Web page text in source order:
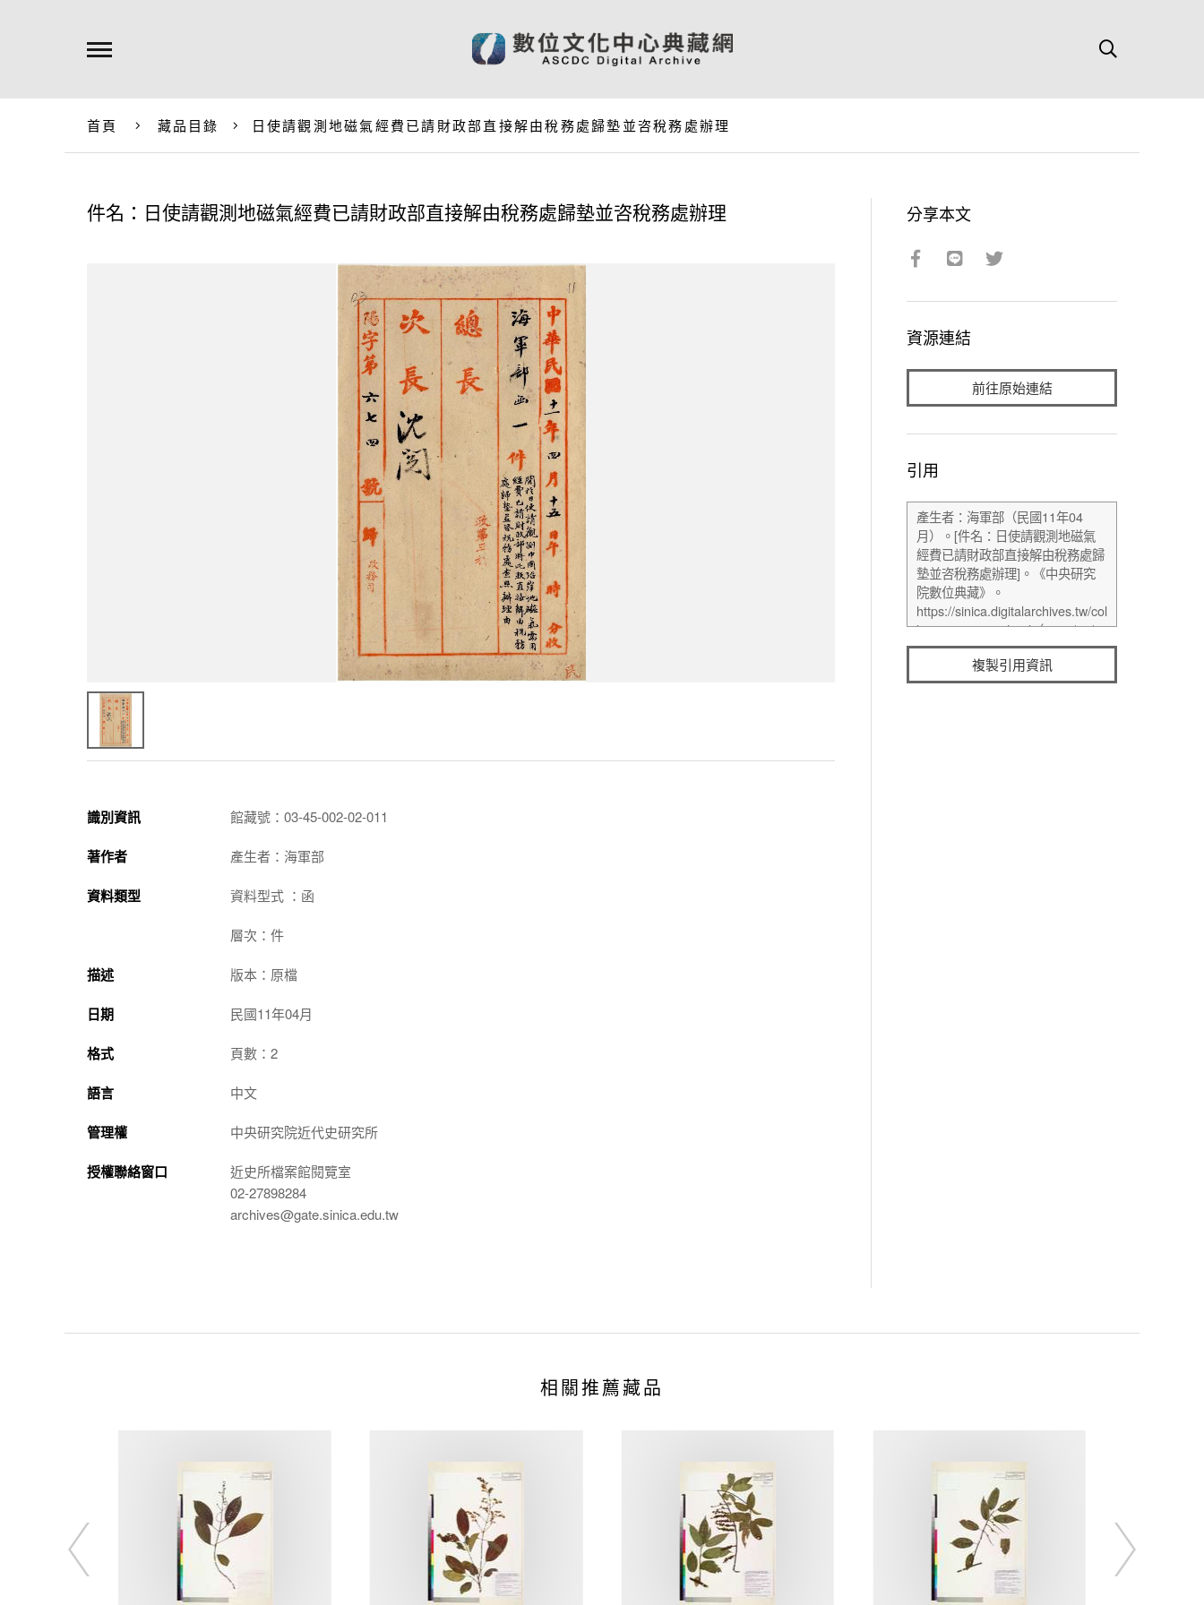
首頁 藏品目錄 日使請觀測地磁氣經費已請財政部直接解由稅務處歸墊並咨稅務處辦理
件名：日使請觀測地磁氣經費已請財政部直接解由稅務處歸墊並咨稅務處辦理
識別資訊 館藏號：03-45-002-02-011
著作者 產生者：海軍部
資料類型 資料型式 ：函
層次：件
描述 版本：原檔
日期 民國11年04月
格式 頁數：2
語言 中文
管理權 中央研究院近代史研究所
授權聯絡窗口
近史所檔案館閱覽室
02-27898284
archives@gate.sinica.edu.tw
分享本文
資源連結
前往原始連結
引用
複製引用資訊
相關推薦藏品